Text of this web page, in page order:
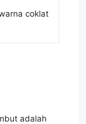
coklat
adalah